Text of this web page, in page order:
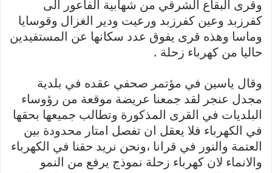
وقرى البقاع الشرقي من شهابية الفاعور الى
كفرزبد وعين كفرزبد ورعيت ودير الغزال وقوسايا
وماسا وهذه قرى يفوق عدد سكانها عن المستفيدين
حاليا من كهرباء زحلة .
وقال ياسين في مؤتمر صحفي عقده في بلدية
مجدل عنجر لقد جمعنا عريضة موقعة من رؤوساء
البلديات في القرى المذكورة وتطالب جميعها بحقها
في الكهرباء فلا يعقل ان تفصل امتار محدودة بين
العتمة والنور في قرانا ،ونحن نريد حقنا في الكهرباء
والانماء لان كهرباء زحلة نموذج يرفع من النمو